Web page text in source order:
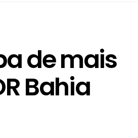
de mais
Bahia